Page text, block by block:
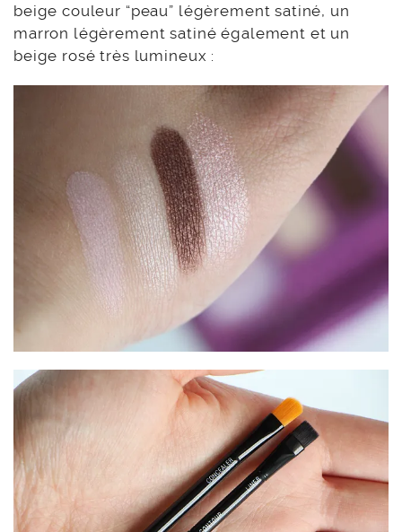
beige couleur “peau” légèrement satiné, un
marron légèrement satiné également et un
beige rosé très lumineux :